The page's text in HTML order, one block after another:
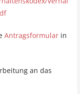
Antragsformular in
an das